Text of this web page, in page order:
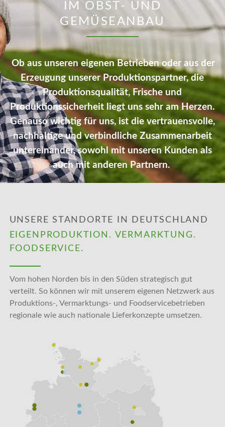
IM OBST- UND
GEMÜSEANBAU
Ob aus unseren eigenen Betrieben oder aus der
Erzeugung unserer Produktionspartner, die
Produktionsqualität, Frische und
Produktionssicherheit liegt uns sehr am Herzen.
Genauso wichtig für uns, ist die vertrauensvolle,
nachhaltige und verbindliche Zusammenarbeit
untereinander, sowohl mit unseren Kunden als
auch mit anderen Partnern.
UNSERE STANDORTE IN DEUTSCHLAND
EIGENPRODUKTION. VERMARKTUNG.
FOODSERVICE.
Vom hohen Norden bis in den Süden strategisch gut
verteilt. So können wir mit unserem eigenen Netzwerk aus
Produktions-, Vermarktungs- und Foodservicebetrieben
regionale wie auch nationale Lieferkonzepte umsetzen.